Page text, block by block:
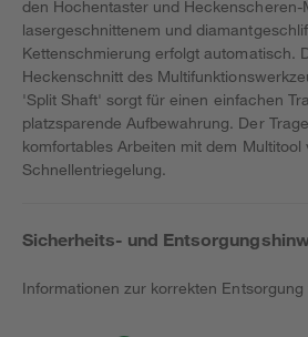
den Hochentaster und Heckenscheren-
lasergeschnittenem und
Kettenschmierung erfolgt automatisch.
Heckenschnitt des
'Split Shaft' sorgt für einen einfachen
platzsparende Aufbewahrung. Der
komfortables Arbeiten mit dem Multitool
Schnellentriegelung.
Sicherheits- und
Informationen zur korrekten Entsorgung